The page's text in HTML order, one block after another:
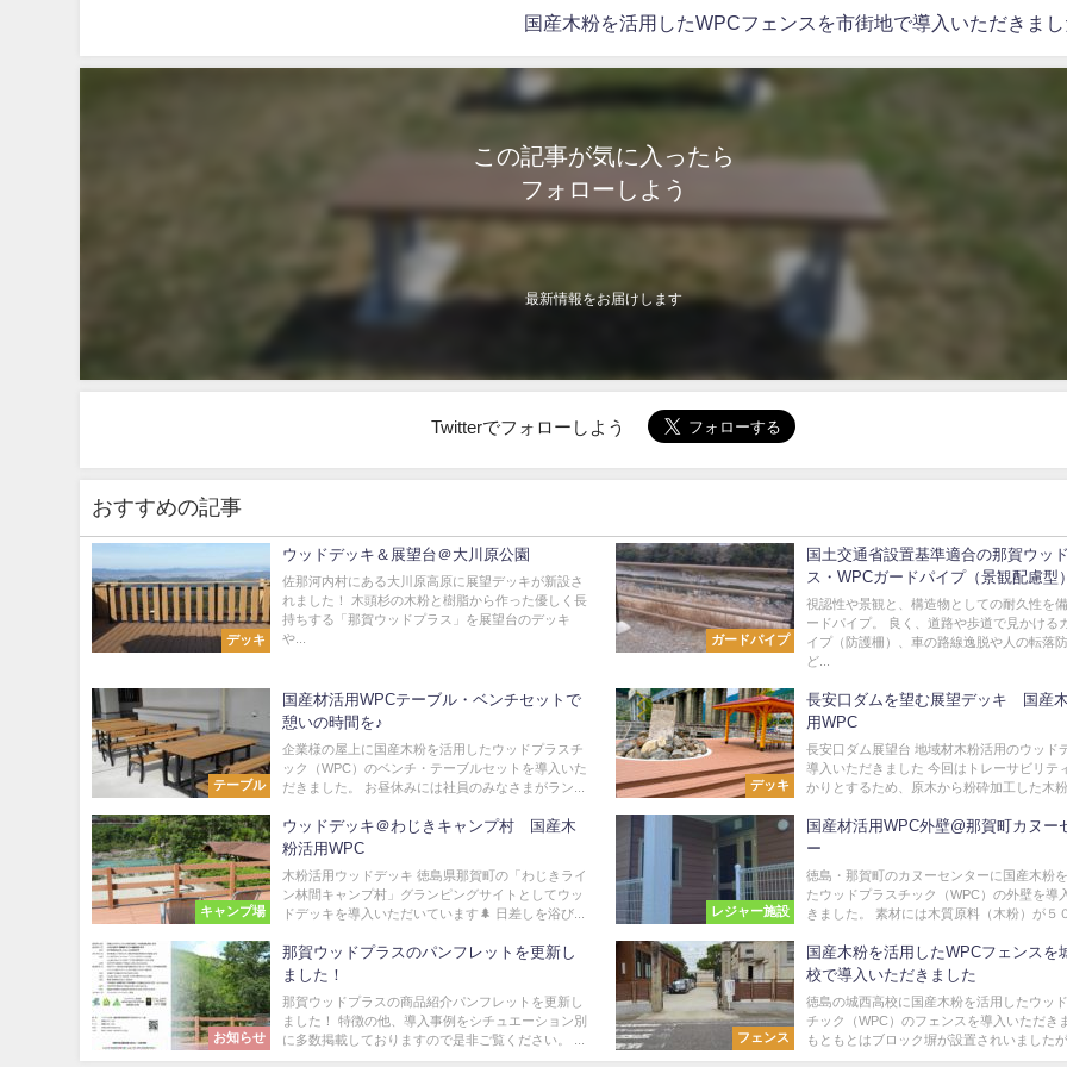
国産木粉を活用したWPCフェンスを市街地で導入いただきま
この記事が気に入ったら
フォローしよう
最新情報をお届けします
Twitterでフォローしよう
おすすめの記事
デッキ
ウッドデッキ＆展望台＠大川原公園
佐那河内村にある大川原高原に展望デッキが新設さ
れました！ 木頭杉の木粉と樹脂から作った優しく長
持ちする「那賀ウッドプラス」を展望台のデッキ
や...
ガードパイプ
国土交通省設置基準適合の那賀ウッ
ス・WPCガードパイプ（景観配慮型
視認性や景観と、構造物としての耐久性を
ードパイプ。 良く、道路や歩道で見かける
イプ（防護柵）、車の路線逸脱や人の転落
ど...
テーブル
国産材活用WPCテーブル・ベンチセットで
憩いの時間を♪
企業様の屋上に国産木粉を活用したウッドプラスチ
ック（WPC）のベンチ・テーブルセットを導入いた
だきました。 お昼休みには社員のみなさまがラン...
デッキ
長安口ダムを望む展望デッキ 国産
用WPC
長安口ダム展望台 地域材木粉活用のウッド
導入いただきました 今回はトレーサビリテ
かりとするため、原木から粉砕加工した木
キャンプ場
ウッドデッキ＠わじきキャンプ村 国産木
粉活用WPC
木粉活用ウッドデッキ 徳島県那賀町の「わじきライ
ン林間キャンプ村」グランピングサイトとしてウッ
ドデッキを導入いただいています🌲 日差しを浴び...
レジャー施設
国産材活用WPC外壁@那賀町カヌー
ー
徳島・那賀町のカヌーセンターに国産木粉
たウッドプラスチック（WPC）の外壁を導
きました。 素材には木質原料（木粉）が５
お知らせ
那賀ウッドプラスのパンフレットを更新し
ました！
那賀ウッドプラスの商品紹介パンフレットを更新し
ました！ 特徴の他、導入事例をシチュエーション別
に多数掲載しておりますので是非ご覧ください。 ...
フェンス
国産木粉を活用したWPCフェンスを
校で導入いただきました
徳島の城西高校に国産木粉を活用したウッ
チック（WPC）のフェンスを導入いただき
もともとはブロック塀が設置されいました